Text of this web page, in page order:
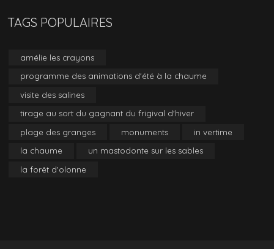
TAGS POPULAIRES
amélie les crayons
programme des animations d'été à la chaume
visite des salines
tirage au sort du gagnant du frigival d'hiver
plage des granges
monuments
in vertime
la chaume
un mastodonte sur les sables
la forêt d'olonne